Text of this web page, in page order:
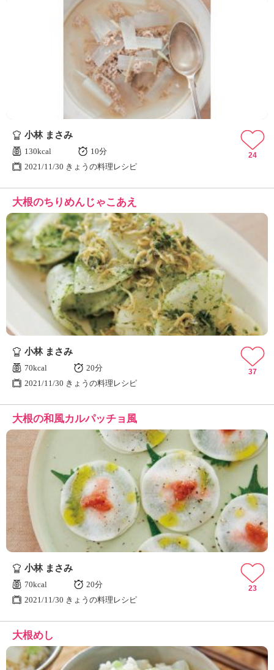
小林 まさみ
130kcal
10分
2021/11/30 きょうの料理レシピ
24
大根のちりめんじゃこあえ
小林 まさみ
70kcal
20分
2021/11/30 きょうの料理レシピ
37
大根の和風カルパッチョ風
小林 まさみ
70kcal
20分
2021/11/30 きょうの料理レシピ
23
大根めし